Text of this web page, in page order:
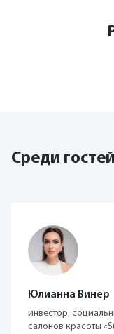
Среди гостей
Юлианна Винер
инвестор,
салонов красоты